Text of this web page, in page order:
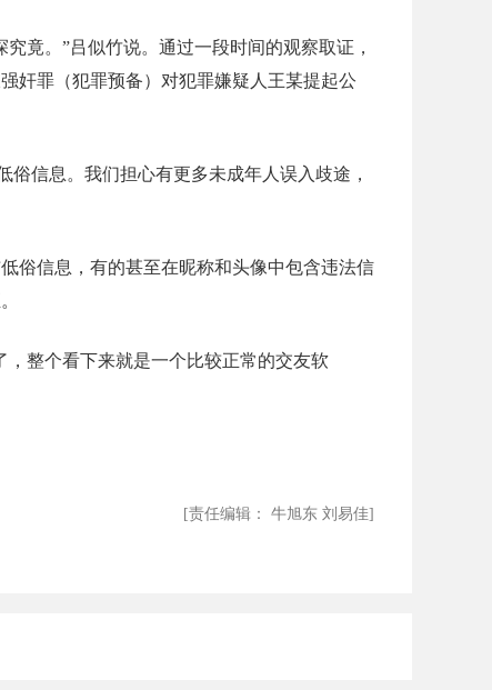
竟。”吕似竹说。通过一段时间的观察取证，
奸罪（犯罪预备）对犯罪嫌疑人王某提起公
信息。我们担心有更多未成年人误入歧途，
俗信息，有的甚至在昵称和头像中包含违法信
整个看下来就是一个比较正常的交友软
[责任编辑： 牛旭东 刘易佳]